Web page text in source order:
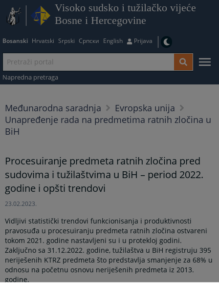
Visoko sudsko i tužilačko vijeće
Bosne i Hercegovine
Bosanski Hrvatski Srpski Српски English Prijava
Napredna pretraga
Međunarodna saradnja
Evropska unija
Unapređenje rada na predmetima ratnih zločina u
BiH
Procesuiranje predmeta ratnih zločina pred
sudovima i tužilaštvima u BiH – period 2022.
godine i opšti trendovi
23.02.2023.
Vidljivi statistički trendovi funkcionisanja i produktivnosti
pravosuđa u procesuiranju predmeta ratnih zločina ostvareni
tokom 2021. godine nastavljeni su i u protekloj godini.
Zaključno sa 31.12.2022. godine, tužilaštva u BiH registruju 395
neriješenih KTRZ predmeta što predstavlja smanjenje za 68% u
odnosu na početnu osnovu neriješenih predmeta iz 2013.
godine.